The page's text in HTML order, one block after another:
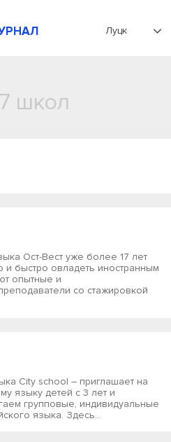
Луцк
7 школ
Ост-Вест уже более 17 лет
и быстро овладеть иностранным
опытные и
со стажировкой
City school – приглашает на
языку детей с 3 лет и
групповые, индивидуальные
языка. Здесь...